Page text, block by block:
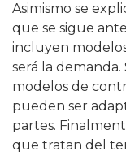
Asimismo se
que se sigue
incluyen
será la
modelos de
pueden ser
partes.
que tratan del